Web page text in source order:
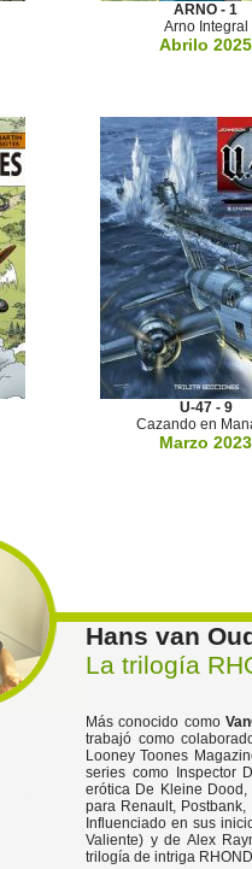
ARNO - 1
Arno Integral
Abrilo 2025
U-47 - 9
Cazando en
Marzo 2023
Hans van
La trilogía
Más conocido como
trabajó como
Looney Toones
series como Inspector
erótica De Kleine
para Renault,
Influenciado en sus
Valiente) y de Alex
trilogía de intriga